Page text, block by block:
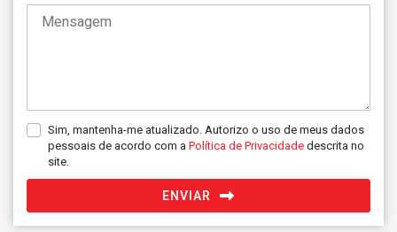
Sim, mantenha-me atualizado. Autorizo o uso de meus dados
pessoais de acordo com a Política de Privacidade descrita no
site.
ENVIAR